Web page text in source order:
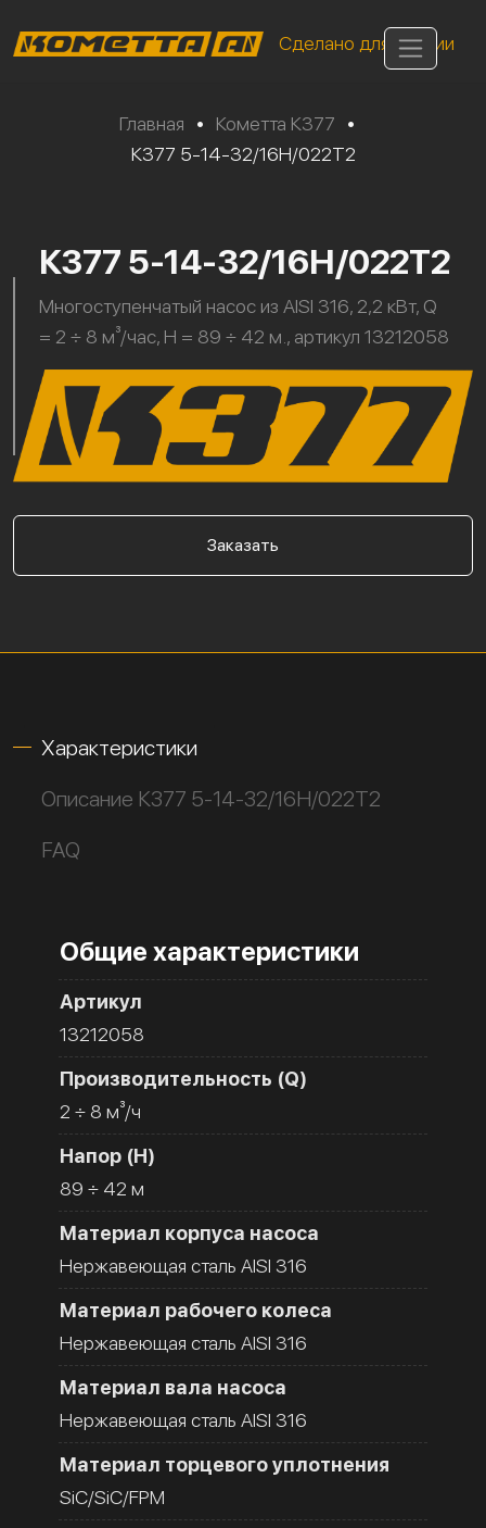
Сделано для России
Главная • Кометта К377
•
К377 5-14-32/16Н/022Т2
К377 5-14-32/16Н/022Т2
Многоступенчатый насос из AISI 316, 2,2 кВт, Q
= 2 ÷ 8 м³/час, H = 89 ÷ 42 м., артикул 13212058
Заказать
Характеристики
Описание К377 5-14-32/16Н/022Т2
FAQ
Общие характеристики
Артикул
13212058
Производительность (Q)
2 ÷ 8 м³/ч
Напор (H)
89 ÷ 42 м
Материал корпуса насоса
Нержавеющая сталь AISI 316
Материал рабочего колеса
Нержавеющая сталь AISI 316
Материал вала насоса
Нержавеющая сталь AISI 316
Материал торцевого уплотнения
SiC/SiC/FPM